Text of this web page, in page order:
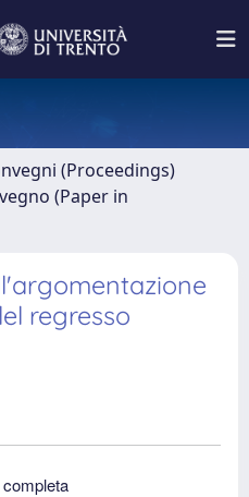
(Proceedings)
(Paper in
regresso